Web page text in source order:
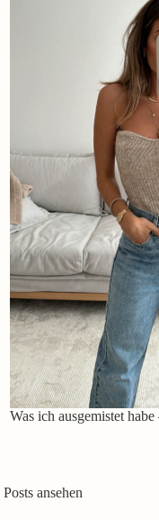
Was ich ausgemistet
ansehen